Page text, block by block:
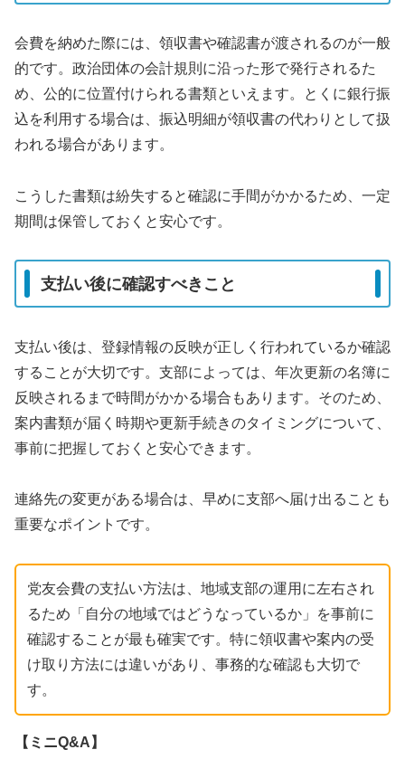
会費を納めた際には、領収書や確認書が渡されるのが一般
的です。政治団体の会計規則に沿った形で発行されるた
め、公的に位置付けられる書類といえます。とくに銀行振
込を利用する場合は、振込明細が領収書の代わりとして扱
われる場合があります。
こうした書類は紛失すると確認に手間がかかるため、一定
期間は保管しておくと安心です。
支払い後に確認すべきこと
支払い後は、登録情報の反映が正しく行われているか確認
することが大切です。支部によっては、年次更新の名簿に
反映されるまで時間がかかる場合もあります。そのため、
案内書類が届く時期や更新手続きのタイミングについて、
事前に把握しておくと安心できます。
連絡先の変更がある場合は、早めに支部へ届け出ることも
重要なポイントです。
党友会費の支払い方法は、地域支部の運用に左右され
るため「自分の地域ではどうなっているか」を事前に
確認することが最も確実です。特に領収書や案内の受
け取り方法には違いがあり、事務的な確認も大切で
す。
【ミニQ&A】